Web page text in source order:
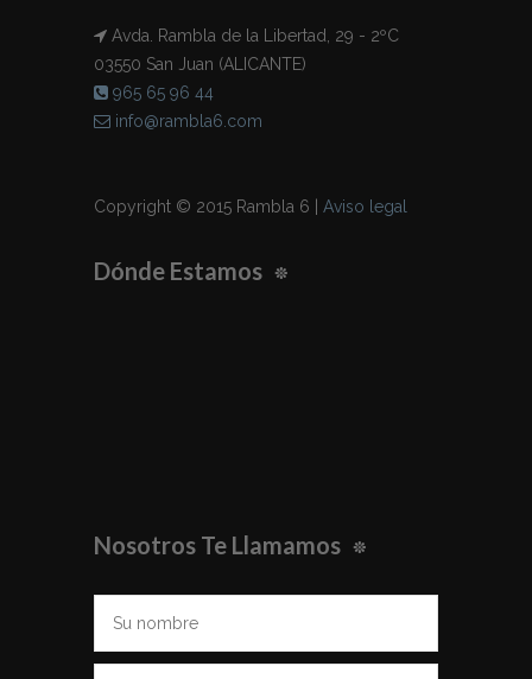
Avda. Rambla de la Libertad, 29 - 2ºC
03550 San Juan (ALICANTE)
965 65 96 44
info@rambla6.com
Copyright © 2015 Rambla 6 | Aviso legal
Dónde Estamos
Nosotros Te Llamamos